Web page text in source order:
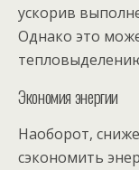
ускорив
Однако это
Экономия энергии
Наоборот,
сэкономить